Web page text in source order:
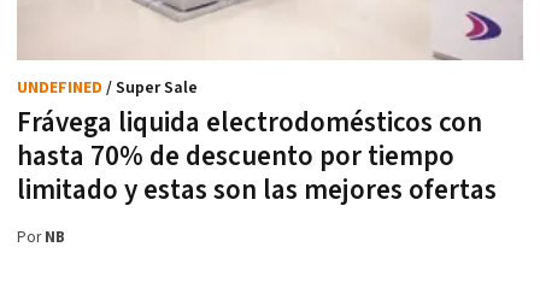
Frávega liquida electrodomésticos con
hasta 70% de descuento por tiempo
limitado y estas son las mejores ofertas
UNDEFINED / Super Sale
PorNB